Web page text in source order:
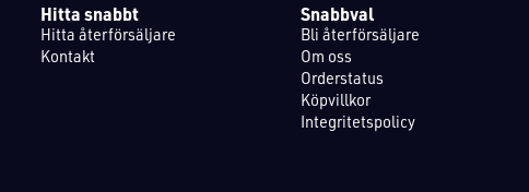
Hitta snabbt
Hitta återförsäljare
Kontakt
Snabbval
Bli återförsäljare
Om oss
Orderstatus
Köpvillkor
Integritetspolicy